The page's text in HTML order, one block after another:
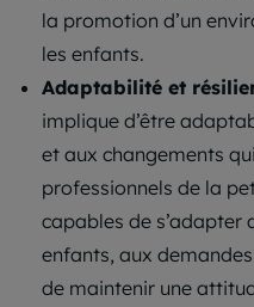
la promotion d’un
les enfants.
Adaptabilité et
implique d’être
et aux changements
professionnels de la
capables de s’adapter
enfants, aux
de maintenir une